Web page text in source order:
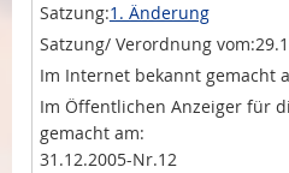
1. Änderung
31.12.2005-Nr.12